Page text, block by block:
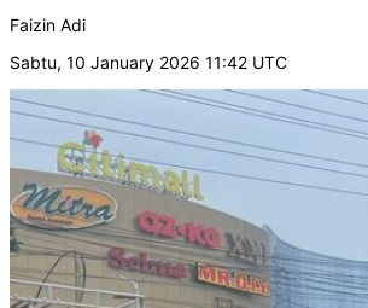
Faizin Adi
Sabtu, 10 January 2026 11:42 UTC